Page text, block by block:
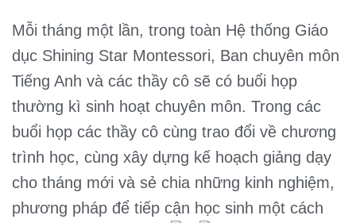
Mỗi tháng một lần, trong toàn Hệ thống Giáo
dục Shining Star Montessori, Ban chuyên môn
Tiếng Anh và các thầy cô sẽ có buổi họp
thường kì sinh hoạt chuyên môn. Trong các
buổi họp các thầy cô cùng trao đổi về chương
trình học, cùng xây dựng kế hoạch giảng dạy
cho tháng mới và sẻ chia những kinh nghiệm,
phương pháp để tiếp cận học sinh một cách